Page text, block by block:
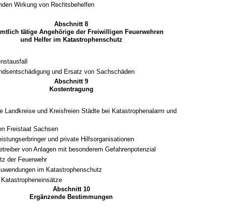
Wirkung von Rechtsbehelfen
Abschnitt 8
tätige Angehörige der Freiwilligen Feuerwehren
und Helfer im Katastrophenschutz
und Ersatz von Sachschäden
Abschnitt 9
Kostentragung
Landkreise und Kreisfreien Städte bei Katastrophenalarm und
Freistaat Sachsen
und private Hilfsorganisationen
von Anlagen mit besonderem Gefahrenpotenzial
der Feuerwehr
im Katastrophenschutz
Abschnitt 10
Ergänzende Bestimmungen